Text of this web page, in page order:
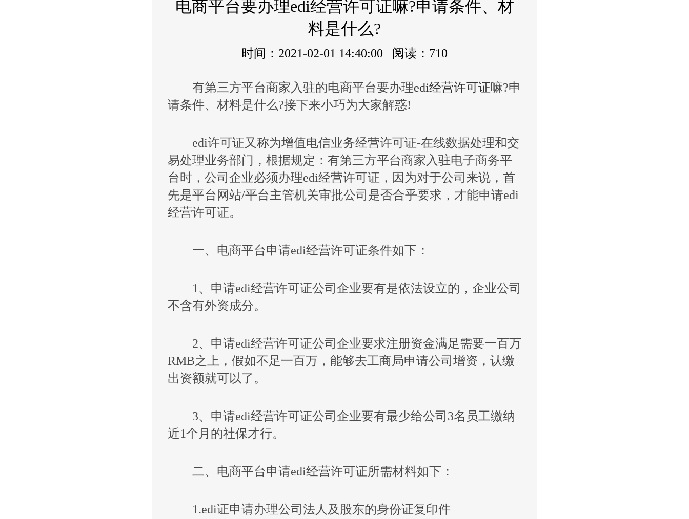
电商平台要办理edi经营许可证嘛?申请条件、材
料是什么?
时间：2021-02-01 14:40:00 阅读：710
有第三方平台商家入驻的电商平台要办理edi经营许可证嘛?申
请条件、材料是什么?接下来小巧为大家解惑!
edi许可证又称为增值电信业务经营许可证-在线数据处理和交
易处理业务部门，根据规定：有第三方平台商家入驻电子商务平
台时，公司企业必须办理edi经营许可证，因为对于公司来说，首
先是平台网站/平台主管机关审批公司是否合乎要求，才能申请edi
经营许可证。
一、电商平台申请edi经营许可证条件如下：
1、申请edi经营许可证公司企业要有是依法设立的，企业公司
不含有外资成分。
2、申请edi经营许可证公司企业要求注册资金满足需要一百万
RMB之上，假如不足一百万，能够去工商局申请公司增资，认缴
出资额就可以了。
3、申请edi经营许可证公司企业要有最少给公司3名员工缴纳
近1个月的社保才行。
二、电商平台申请edi经营许可证所需材料如下：
1.edi证申请办理公司法人及股东的身份证复印件